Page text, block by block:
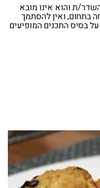
ת והוא אינו מובא
בתחום, ואין להסתמך
בסיס התכנים המופיעים